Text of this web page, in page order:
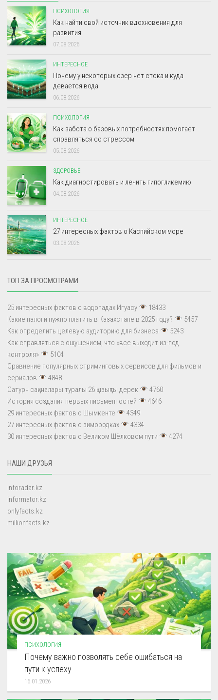
ПСИХОЛОГИЯ
Как найти свой источник вдохновения для
развития
07.08.2026
ИНТЕРЕСНОЕ
Почему у некоторых озёр нет стока и куда
девается вода
06.08.2026
ПСИХОЛОГИЯ
Как забота о базовых потребностях помогает
справляться со стрессом
05.08.2026
ЗДОРОВЬЕ
Как диагностировать и лечить гипогликемию
04.08.2026
ИНТЕРЕСНОЕ
27 интересных фактов о Каспийском море
03.08.2026
ТОП ЗА ПРОСМОТРАМИ
25 интересных фактов о водопадах Игуасу
18433
Какие налоги нужно платить в Казахстане в 2025 году?
5457
Как определить целевую аудиторию для бизнеса
5243
Как справляться с ощущением, что «всё выходит из-под
контроля»
5104
Сравнение популярных стриминговых сервисов для фильмов и
сериалов
4848
Сатурн сақиналары туралы 26 қызықты дерек
4760
История создания первых письменностей
4646
29 интересных фактов о Шымкенте
4349
27 интересных фактов о зимородках
4334
30 интересных фактов о Великом Шёлковом пути
4274
НАШИ ДРУЗЬЯ
inforadar.kz
informator.kz
onlyfacts.kz
millionfacts.kz
ПСИХОЛОГИЯ
Почему важно позволять себе ошибаться на
пути к успеху
16.01.2026